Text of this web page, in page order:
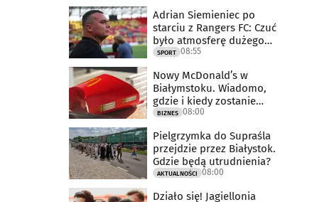
Adrian Siemieniec po
starciu z Rangers FC: Czuć
było atmosferę dużego
meczu
SPORT 08:55
Nowy McDonald’s w
Białymstoku. Wiadomo,
gdzie i kiedy zostanie
otwarty
BIZNES 08:00
Pielgrzymka do Supraśla
przejdzie przez Białystok.
Gdzie będą utrudnienia?
AKTUALNOŚCI 08:00
Działo się! Jagiellonia